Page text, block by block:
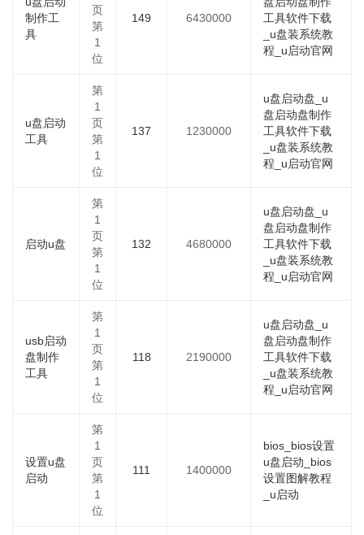
制作工
具
页
第
1
位
149 6430000
工具软件下载
_u盘装系统教
程_u启动官网
u盘启动
工具
第
1
页
第
1
位
137 1230000
u盘启动盘_u
盘启动盘制作
工具软件下载
_u盘装系统教
程_u启动官网
启动u盘
第
1
页
第
1
位
132 4680000
u盘启动盘_u
盘启动盘制作
工具软件下载
_u盘装系统教
程_u启动官网
usb启动
盘制作
工具
第
1
页
第
1
位
118 2190000
u盘启动盘_u
盘启动盘制作
工具软件下载
_u盘装系统教
程_u启动官网
设置u盘
启动
第
1
页
第
1
位
111 1400000
bios_bios设置
u盘启动_bios
设置图解教程
_u启动